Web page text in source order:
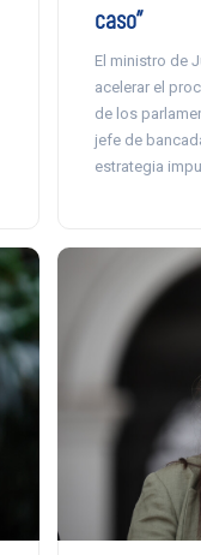
caso”
El ministro de
acelerar el
de los
jefe de
estrategia